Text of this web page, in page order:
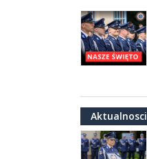
Aktualnosci